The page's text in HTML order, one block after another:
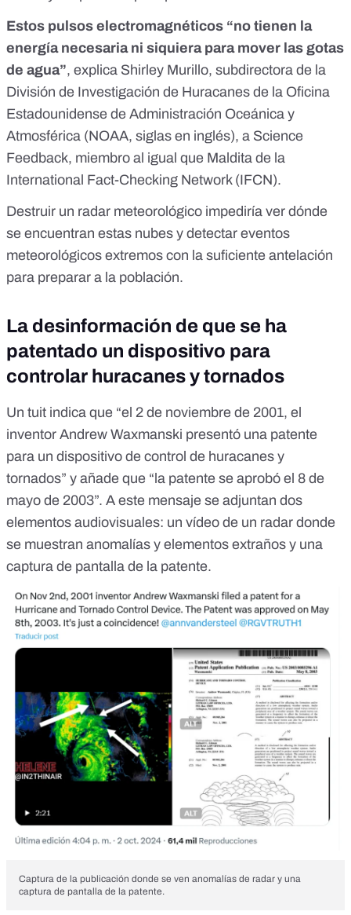
Estos pulsos electromagnéticos “no tienen la
energía necesaria ni siquiera para mover las gotas
de agua”, explica Shirley Murillo, subdirectora de la
División de Investigación de Huracanes de la Oficina
Estadounidense de Administración Oceánica y
Atmosférica (NOAA, siglas en inglés), a Science
Feedback, miembro al igual que Maldita de la
International Fact-Checking Network (IFCN).
Destruir un radar meteorológico impediría ver dónde
se encuentran estas nubes y detectar eventos
meteorológicos extremos con la suficiente antelación
para preparar a la población.
La desinformación de que se ha
patentado un dispositivo para
controlar huracanes y tornados
Un tuit indica que “el 2 de noviembre de 2001, el
inventor Andrew Waxmanski presentó una patente
para un dispositivo de control de huracanes y
tornados” y añade que “la patente se aprobó el 8 de
mayo de 2003”. A este mensaje se adjuntan dos
elementos audiovisuales: un vídeo de un radar donde
se muestran anomalías y elementos extraños y una
captura de pantalla de la patente.
Captura de la publicación donde se ven anomalías de radar y una
captura de pantalla de la patente.